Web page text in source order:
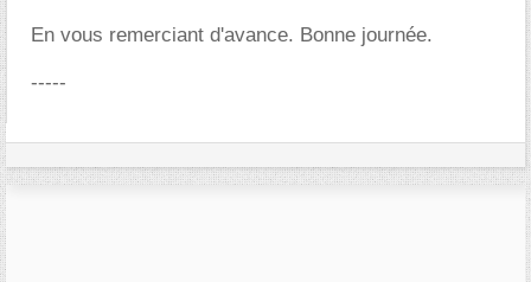
En vous remerciant d'avance. Bonne journée.
-----